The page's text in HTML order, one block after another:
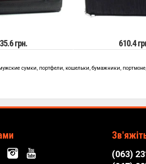
грн. 610.4
сумки, портфели, кошельки, бумажники,
(063)